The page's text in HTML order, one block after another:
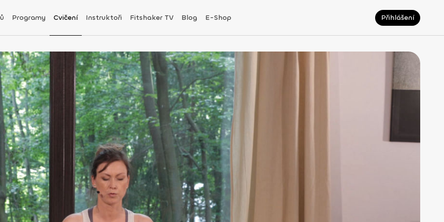
Programy Cvičení Instruktoři Fitshaker TV Blog E-Shop Přihlášení